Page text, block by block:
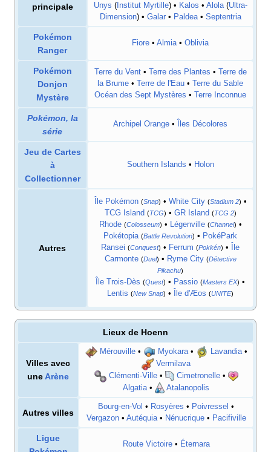
principale
Unys (Institut Myrtille) • Kalos • Alola(Ultra-
Dimension) • Galar• Paldea• Septentria
Pokémon
Ranger
Fiore • Almia • Oblivia
Pokémon
Donjon
Mystère
Terre du Vent• Terre des Plantes • Terre de
la Brume • Terre de l'Eau • Terre du Sable
Océan des Sept Mystères • Terre Inconnue
Pokémon, la
série
Archipel Orange • Îles Décolores
Jeu de Cartes
à
Collectionner
Southern Islands • Holon
Autres
Île Pokémon (Snap) • White City (Stadium 2) •
TCG Island (TCG) • GR Island (TCG 2)
Rhode (Colosseum) • Légenville (Channel) •
Pokétopia (Battle Revolution) • PokéPark
Ransei (Conquest) • Ferrum (Pokkén) •
Île
Carmonte (Duel) • Ryme City (Détective
Pikachu)
Île Trois-Dès (Quest) • Passio (Masters EX) •
Lentis (New Snap) • Île d'Æos (UNITE)
Lieux de Hoenn
Villes avec
une Arène
Mérouville• Myokara• Lavandia•
Vermilava
Clémenti-Ville• Cimetronelle•
Algatia • Atalanopolis
Autres villes
Bourg-en-Vol • Rosyères • Poivressel •
Vergazon• Autéquia• Nénucrique• Pacifiville
Ligue
Route Victoire• Éternara